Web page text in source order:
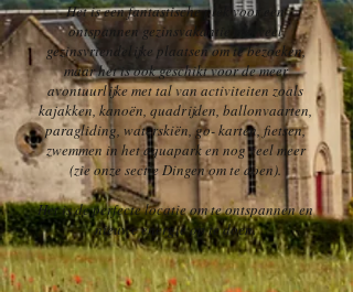
Het is een fantastische plek voor een
ontspannen gezinsvakantie met veel
gezinsvriendelijke plaatsen om te bezoeken,
maar het is ook geschikt voor de meer
avontuurlijke met tal van activiteiten zoals
kajakken, kanoën, quadrijden, ballonvaarten,
paragliding, waterskiën, go- karten, fietsen,
zwemmen in het aquapark en nog veel meer
(zie onze sectie Dingen om te doen).
Het is de perfecte locatie om te ontspannen en
nieuwe energie op te doen.